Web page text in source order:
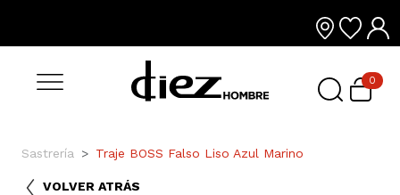
0
Sastrería Traje BOSS Falso Liso Azul Marino
VOLVER ATRÁS